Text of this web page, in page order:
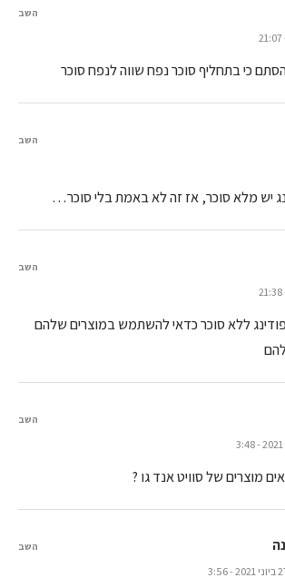
כי בתחליף סוכר נפח שווה לנפח סוכר
השב
יש מלא סוכר, אז זה לא באמת בלי סוכר…
השב
פודינג ללא סוכר כדאי להשתמש במוצרים שלהם
השב
מוצרים של סוויט אנד גו ?
השב
- 3:56
השב